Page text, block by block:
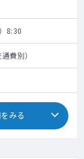
8:30
費別）
みる